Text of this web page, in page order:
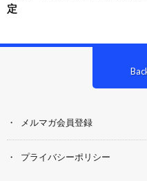
定
メルマガ会員登録
プライバシーポリシー